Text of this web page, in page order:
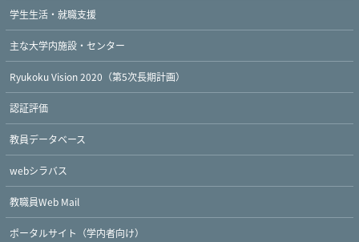
学生生活・就職支援
主な大学内施設・センター
Ryukoku Vision 2020（第5次長期計画）
認証評価
教員データベース
webシラバス
教職員Web Mail
ポータルサイト（学内者向け）